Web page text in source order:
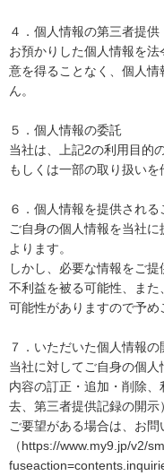
４．個人情報の第三者提供
お預かりした個人情報を
意を得ることなく、個人
ん。
５．個人情報の委託
当社は、上記2の利用目的
もしくは一部の取り扱いを
６．個人情報を提供され
ご自身の個人情報を当社
よります。
しかし、必要な情報をご
不利益を被る可能性、ま
可能性がありますので予め
７．いただいた個人情報
当社に対してご自身の個人
内容の訂正・追加・削除
去、第三者提供記録の開示
ご要望がある場合は、お問
（https://www.my9.jp/v2/